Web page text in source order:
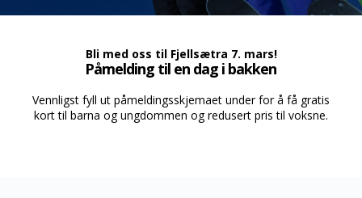
Bli med oss til Fjellsætra 7. mars!
Påmelding til en dag i bakken
Vennligst fyll ut påmeldingsskjemaet under for å få gratis
kort til barna og ungdommen og redusert pris til voksne.